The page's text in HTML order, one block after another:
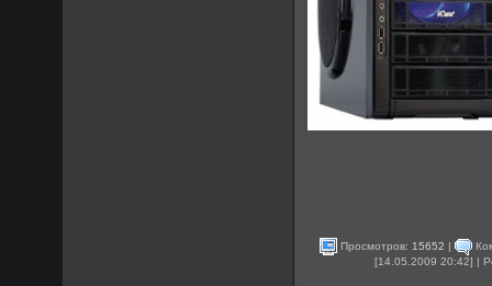
Просмотров: 15652 |
[14.05.2009 20:42] |